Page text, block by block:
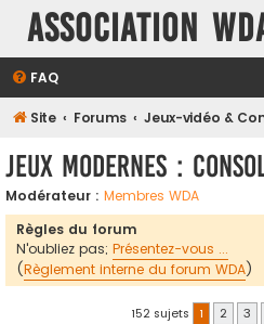
Association
FAQ
Site Forums Jeux-vidéo &
Jeux Modernes :
Modérateur : Membres WDA
Règles du forum
N'oubliez pas; Présentez-vous ...
(Règlement interne du forum WDA)
152 sujets 1 2 3